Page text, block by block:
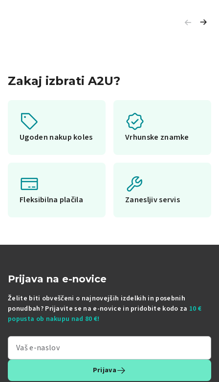
Zakaj izbrati A2U?
Ugoden nakup koles Vrhunske znamke
Fleksibilna plačila Zanesljiv servis
Prijava na e-novice
Želite biti obveščeni o najnovejših izdelkih in posebnih
ponudbah? Prijavite se na e-novice in pridobite kodo za 10 €
popusta ob nakupu nad 80 €!
Prijava